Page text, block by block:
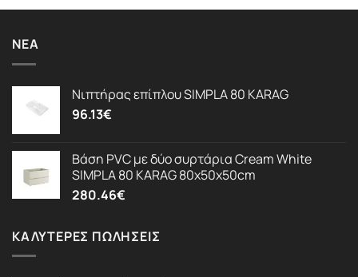
ΝΈΑ
Νιπτήρας επίπλου SIMPLA 80 KARAG
96.13€
Βάση PVC με δύο συρτάρια Cream White
SIMPLA 80 KARAG 80x50x50cm
280.46€
ΚΑΛΎΤΕΡΕΣ ΠΩΛΉΣΕΙΣ